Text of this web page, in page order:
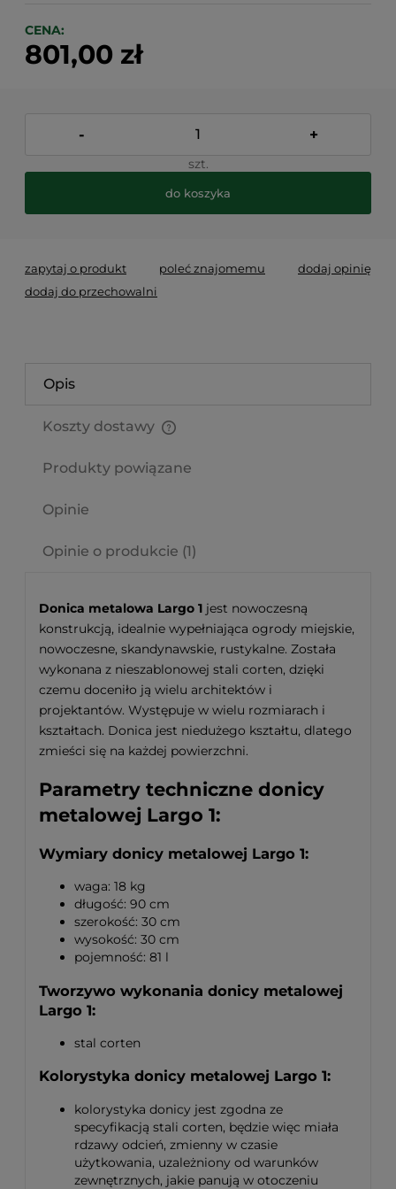
CENA:
801,00 zł
- +
szt.
do koszyka
zapytaj o produkt poleć znajomemu
dodaj opinię
dodaj do przechowalni
Opis
Koszty dostawy
Produkty powiązane
Opinie
Opinie o produkcie (1)
Donica metalowa Largo 1 jest nowoczesną
konstrukcją, idealnie wypełniająca ogrody miejskie,
nowoczesne, skandynawskie, rustykalne. Została
wykonana z nieszablonowej stali corten, dzięki
czemu doceniło ją wielu architektów i
projektantów. Występuje w wielu rozmiarach i
kształtach. Donica jest niedużego kształtu, dlatego
zmieści się na każdej powierzchni.
Parametry techniczne donicy
metalowej Largo 1:
Wymiary donicy metalowej Largo 1:
waga: 18 kg
długość: 90 cm
szerokość: 30 cm
wysokość: 30 cm
pojemność: 81 l
Tworzywo wykonania donicy metalowej
Largo 1:
stal corten
Kolorystyka donicy metalowej Largo 1:
kolorystyka donicy jest zgodna ze
specyfikacją stali corten, będzie więc miała
rdzawy odcień, zmienny w czasie
użytkowania, uzależniony od warunków
zewnętrznych, jakie panują w otoczeniu